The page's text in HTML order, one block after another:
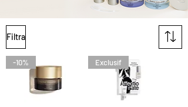
Filtra
-10% Exclusif